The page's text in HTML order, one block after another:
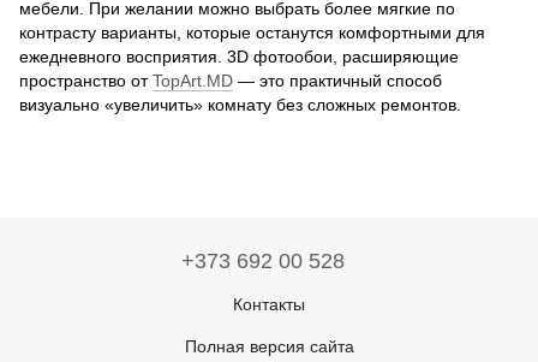
мебели. При желании можно выбрать более мягкие по
контрасту варианты, которые останутся комфортными для
ежедневного восприятия. 3D фотообои, расширяющие
пространство отTopArt.MD — это практичный способ
визуально «увеличить» комнату без сложных ремонтов.
+373 692 00 528
Контакты
Полная версия сайта